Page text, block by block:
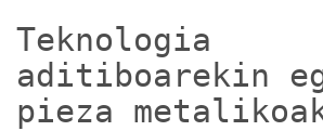
Teknologia
aditiboarekin
pieza